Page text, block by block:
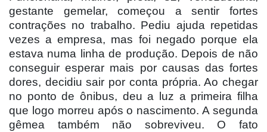
gestante gemelar, começou a sentir fortes
contrações no trabalho. Pediu ajuda repetidas
vezes a empresa, mas foi negado porque ela
estava numa linha de produção. Depois de não
conseguir esperar mais por causas das fortes
dores, decidiu sair por conta própria. Ao chegar
no ponto de ônibus, deu a luz a primeira filha
que logo morreu após o nascimento. A segunda
gêmea também não sobreviveu. O fato